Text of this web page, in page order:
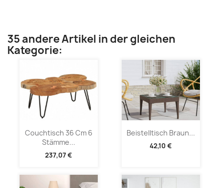
35 andere Artikel in der gleichen
Kategorie:
Couchtisch 36 Cm 6
Stämme...
237,07 €
Beistelltisch Braun...
42,10 €